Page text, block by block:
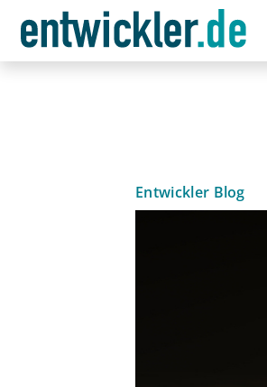
Entwickler Blog